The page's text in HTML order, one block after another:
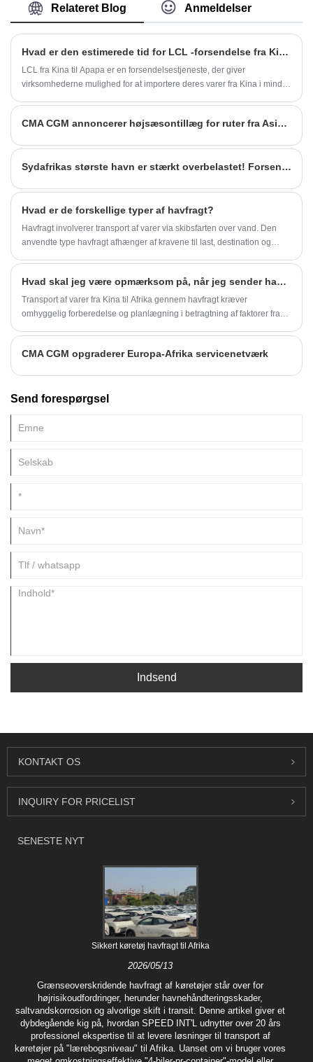
Relateret Blog Anmeldelser
Hvad er den estimerede tid for LCL -forsendelse fra Kina til Apapa?
LCL fra Kina til Apapa er en forsendelsestjeneste, der giver
virksomhederne mulighed for at importere deres varer fra Kina i mindre
CMA CGM annoncerer højsæsontillæg for ruter fra Asien til Afrika
Sydafrikas største havn er stærkt overbelastet! Forsendelsesgigant advarer: forsinkelser, køer ved terminaler overstiger 22 dage!
Hvad er de forskellige typer af havfragt?
Havfragt involverer transport af varer via skibsfarten over vand. Den
anvendte type havfragt afhænger af kravene til last, destination og
Hvad skal jeg være opmærksom på, når jeg sender havfragt fra Kina til Afrika?
Transport af varer fra Kina til Afrika gennem havfragt kræver
omhyggelig forberedelse og planlægning i betragtning af faktorer fra
CMA CGM opgraderer Europa-Afrika servicenetværk
Send forespørgsel
Indsend
KONTAKT OS
INQUIRY FOR PRICELIST
SENESTE NYT
Sikkert køretøj havfragt til Afrika
2026/05/13
Grænseoverskridende havfragt af køretøjer står over for
højrisikoudfordringer, herunder havnehåndteringsskader,
saltvandskorrosion og alvorlige skift i transit. Denne artikel giver et
dybdegående kig på, hvordan SPEED INT'L udnytter over 20 års
professionel ekspertise til at levere løsninger til transport af
køretøjer på "lærebogsniveau" til Afrika. Uanset om vi bruger vores